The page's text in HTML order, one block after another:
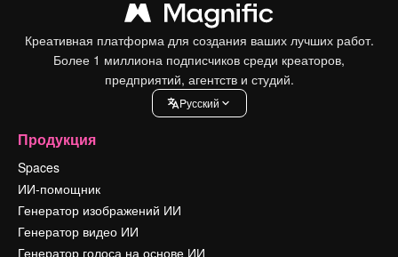
Креативная платформа для создания ваших лучших работ.
Более 1 миллиона подписчиков среди креаторов,
предприятий, агентств и студий.
Pусский
Продукция
Spaces
ИИ-помощник
Генератор изображений ИИ
Генератор видео ИИ
Генератор голоса на основе ИИ